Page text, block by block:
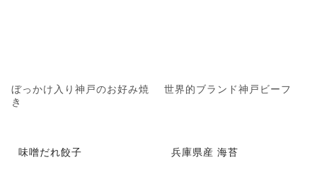
ぼっかけ入り神戸のお好み焼
き
世界的ブランド神戸ビーフ
味噌だれ餃子 兵庫県産 海苔